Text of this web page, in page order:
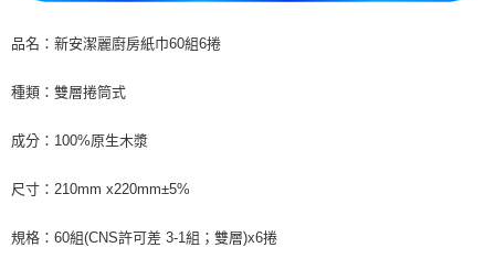
品名：新安潔麗廚房紙巾60組6捲
種類：雙層捲筒式
成分：100%原生木漿
尺寸：210mm x220mm±5%
規格：60組(CNS許可差 3-1組；雙層)x6捲